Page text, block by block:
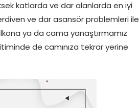
katlarda ve dar alanlarda en iyi
ve dar asansör problemleri ile
ya da cama yanaştırmamız
de camınıza tekrar yerine